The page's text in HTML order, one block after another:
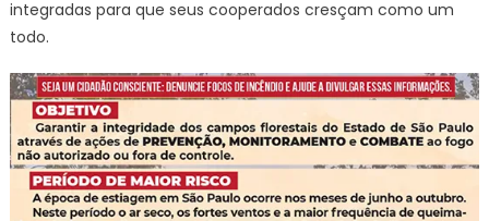
integradas para que seus cooperados cresçam como um
todo.